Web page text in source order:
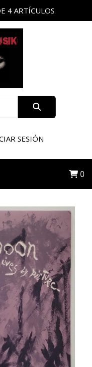
4 ARTÍCULOS
SESIÓN
0